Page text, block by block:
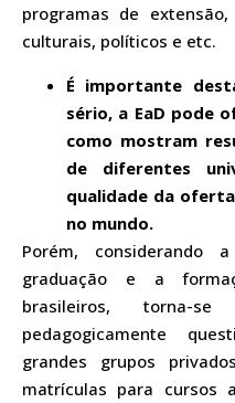
programas de
culturais, políticos e etc.
É importante
sério, a EaD pode
como mostram
de diferentes
qualidade da
no mundo.
Porém, considerando
graduação e a
brasileiros, torna-
pedagogicamente
grandes grupos
matrículas para cursos